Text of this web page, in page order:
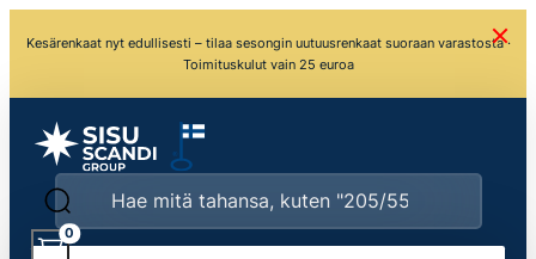
Kesärenkaat nyt edullisesti – tilaa sesongin uutuusrenkaat suoraan varastosta ·
Toimituskulut vain 25 euroa
0